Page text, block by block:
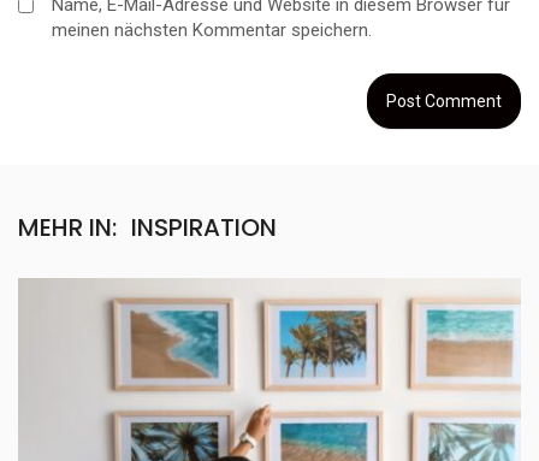
Name, E-Mail-Adresse und Website in diesem Browser für
meinen nächsten Kommentar speichern.
MEHR IN: INSPIRATION